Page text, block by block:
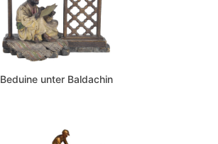
Beduine unter Baldachin